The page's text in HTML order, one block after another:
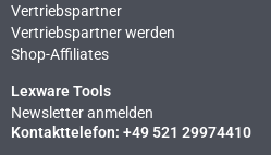
Vertriebspartner
Vertriebspartner werden
Shop-Affiliates
Lexware Tools
Newsletter anmelden
Kontakttelefon: +49 521 29974410